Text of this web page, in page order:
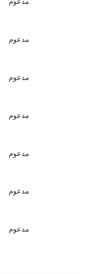
مدعوم
مدعوم
مدعوم
مدعوم
مدعوم
مدعوم